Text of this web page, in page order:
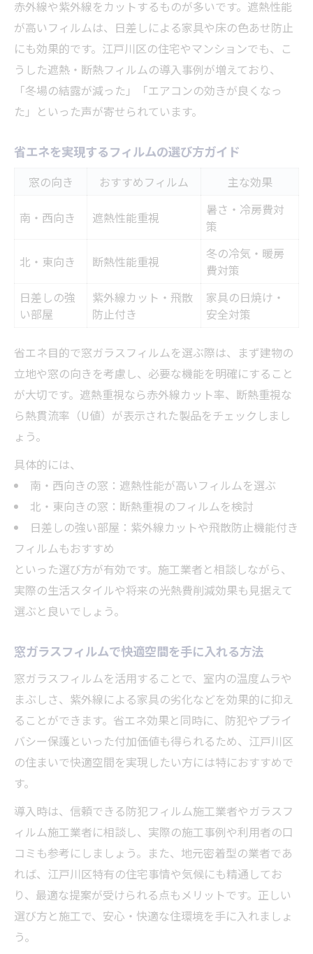
赤外線や紫外線をカットするものが多いです。遮熱性能
が高いフィルムは、日差しによる家具や床の色あせ防止
にも効果的です。江戸川区の住宅やマンションでも、こ
うした遮熱・断熱フィルムの導入事例が増えており、
「冬場の結露が減った」「エアコンの効きが良くなっ
た」といった声が寄せられています。
省エネを実現するフィルムの選び方ガイド
窓の向き おすすめフィルム 主な効果
南・西向き 遮熱性能重視
暑さ・冷房費対
策
北・東向き 断熱性能重視
冬の冷気・暖房
費対策
日差しの強
い部屋
紫外線カット・飛散
防止付き
家具の日焼け・
安全対策
省エネ目的で窓ガラスフィルムを選ぶ際は、まず建物の
立地や窓の向きを考慮し、必要な機能を明確にすること
が大切です。遮熱重視なら赤外線カット率、断熱重視な
ら熱貫流率（U値）が表示された製品をチェックしまし
ょう。
具体的には、
南・西向きの窓：遮熱性能が高いフィルムを選ぶ
北・東向きの窓：断熱重視のフィルムを検討
日差しの強い部屋：紫外線カットや飛散防止機能付き
フィルムもおすすめ
といった選び方が有効です。施工業者と相談しながら、
実際の生活スタイルや将来の光熱費削減効果も見据えて
選ぶと良いでしょう。
窓ガラスフィルムで快適空間を手に入れる方法
窓ガラスフィルムを活用することで、室内の温度ムラや
まぶしさ、紫外線による家具の劣化などを効果的に抑え
ることができます。省エネ効果と同時に、防犯やプライ
バシー保護といった付加価値も得られるため、江戸川区
の住まいで快適空間を実現したい方には特におすすめで
す。
導入時は、信頼できる防犯フィルム施工業者やガラスフ
ィルム施工業者に相談し、実際の施工事例や利用者の口
コミも参考にしましょう。また、地元密着型の業者であ
れば、江戸川区特有の住宅事情や気候にも精通してお
り、最適な提案が受けられる点もメリットです。正しい
選び方と施工で、安心・快適な住環境を手に入れましょ
う。